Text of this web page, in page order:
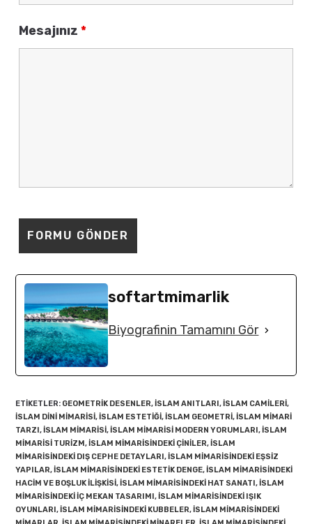
Mesajınız*
softartmimarlik
Biyografinin Tamamını Gör
ETIKETLER: GEOMETRIK DESENLER, İSLAM ANITLARI, İSLAM CAMILERI,
İSLAM DINI MIMARISI, İSLAM ESTETIĞI, İSLAM GEOMETRI, İSLAM MIMARI
TARZI, İSLAM MIMARISI, İSLAM MIMARISI MODERN YORUMLARI, İSLAM
MIMARISI TURIZM, İSLAM MIMARISINDEKI ÇINILER, İSLAM
MIMARISINDEKI DIŞ CEPHE DETAYLARI, İSLAM MIMARISINDEKI EŞSIZ
YAPILAR, İSLAM MIMARISINDEKI ESTETIK DENGE, İSLAM MIMARISINDEKI
HACIM VE BOŞLUK ILIŞKISI, İSLAM MIMARISINDEKI HAT SANATI, İSLAM
MIMARISINDEKI IÇ MEKAN TASARIMI, İSLAM MIMARISINDEKI IŞIK
OYUNLARI, İSLAM MIMARISINDEKI KUBBELER, İSLAM MIMARISINDEKI